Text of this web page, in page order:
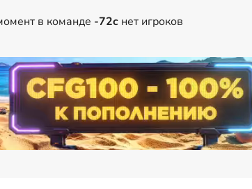
в команде -72c нет игроков